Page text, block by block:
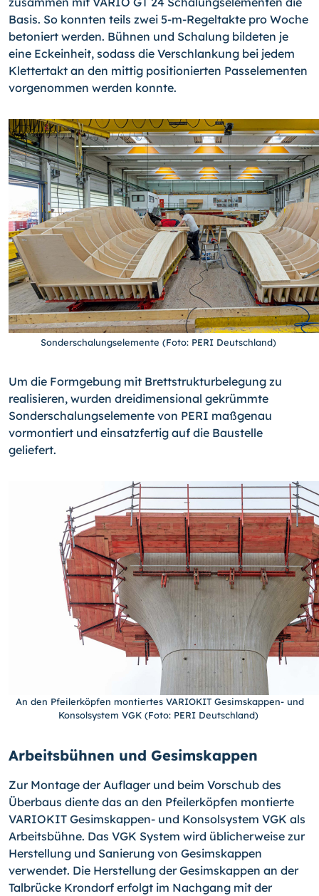
Basis. So konnten teils zwei 5-m-Regeltakte pro Woche
betoniert werden. Bühnen und Schalung bildeten je
eine Eckeinheit, sodass die Verschlankung bei jedem
Klettertakt an den mittig positionierten Passelementen
vorgenommen werden konnte.
Sonderschalungselemente (Foto: PERI Deutschland)
Um die Formgebung mit Brettstrukturbelegung zu
realisieren, wurden dreidimensional gekrümmte
Sonderschalungselemente von PERI maßgenau
vormontiert und einsatzfertig auf die Baustelle
geliefert.
An den Pfeilerköpfen montiertes VARIOKIT Gesimskappen- und
Konsolsystem VGK (Foto: PERI Deutschland)
Arbeitsbühnen und Gesimskappen
Zur Montage der Auflager und beim Vorschub des
Überbaus diente das an den Pfeilerköpfen montierte
VARIOKIT Gesimskappen- und Konsolsystem VGK als
Arbeitsbühne. Das VGK System wird üblicherweise zur
Herstellung und Sanierung von Gesimskappen
verwendet. Die Herstellung der Gesimskappen an der
Talbrücke Krondorf erfolgt im Nachgang mit der